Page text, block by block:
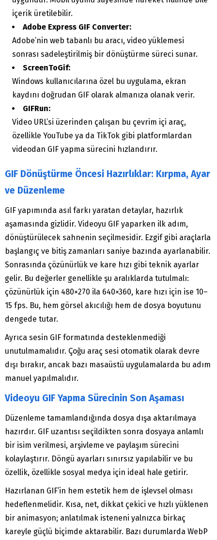
içerik üretilebilir.
Adobe Express GIF Converter:
Adobe’nin web tabanlı bu aracı, video yüklemesi
sonrası sadeleştirilmiş bir dönüştürme süreci sunar.
ScreenToGif:
Windows kullanıcılarına özel bu uygulama, ekran
kaydını doğrudan GIF olarak almanıza olanak verir.
GIFRun:
Video URL’si üzerinden çalışan bu çevrim içi araç,
özellikle YouTube ya da TikTok gibi platformlardan
videodan GIF yapma sürecini hızlandırır.
GIF Dönüştürme Öncesi Hazırlıklar: Kırpma, Ayar
ve Düzenleme
GIF yapımında asıl farkı yaratan detaylar, hazırlık
aşamasında gizlidir. Videoyu GIF yaparken ilk adım,
dönüştürülecek sahnenin seçilmesidir. Ezgif gibi araçlarla
başlangıç ve bitiş zamanları saniye bazında ayarlanabilir.
Sonrasında çözünürlük ve kare hızı gibi teknik ayarlar
gelir. Bu değerler genellikle şu aralıklarda tutulmalı:
çözünürlük için 480×270 ila 640×360, kare hızı için ise 10–
15 fps. Bu, hem görsel akıcılığı hem de dosya boyutunu
dengede tutar.
Ayrıca sesin GIF formatında desteklenmediği
unutulmamalıdır. Çoğu araç sesi otomatik olarak devre
dışı bırakır, ancak bazı masaüstü uygulamalarda bu adım
manuel yapılmalıdır.
Videoyu GIF Yapma Sürecinin Son Aşaması
Düzenleme tamamlandığında dosya dışa aktarılmaya
hazırdır. GIF uzantısı seçildikten sonra dosyaya anlamlı
bir isim verilmesi, arşivleme ve paylaşım sürecini
kolaylaştırır. Döngü ayarları sınırsız yapılabilir ve bu
özellik, özellikle sosyal medya için ideal hale getirir.
Hazırlanan GIF’in hem estetik hem de işlevsel olması
hedeflenmelidir. Kısa, net, dikkat çekici ve hızlı yüklenen
bir animasyon; anlatılmak isteneni yalnızca birkaç
kareyle güçlü biçimde aktarabilir. Bazı durumlarda WebP